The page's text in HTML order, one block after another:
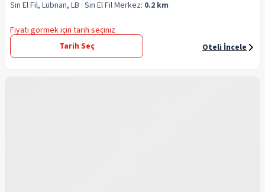
Sin El Fil, Lübnan, LB · Sin El FilMerkez: 0.2 km
Fiyatı görmek için tarih seçiniz
Tarih Seç
Oteli İncele